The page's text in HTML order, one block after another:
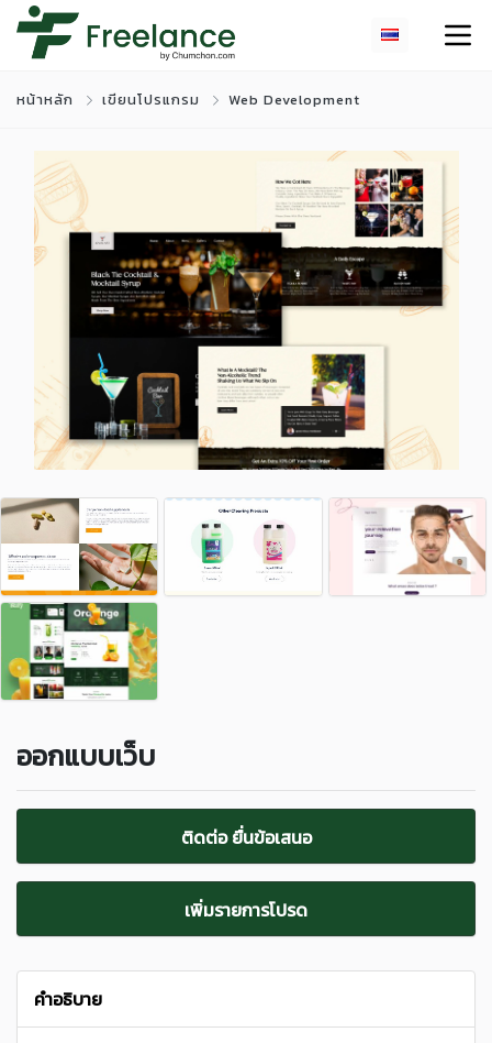
หน้าหลัก เขียนโปรแกรม Web Development
ออกแบบเว็บ
ติดต่อ ยื่นข้อเสนอ
เพิ่มรายการโปรด
คำอธิบาย